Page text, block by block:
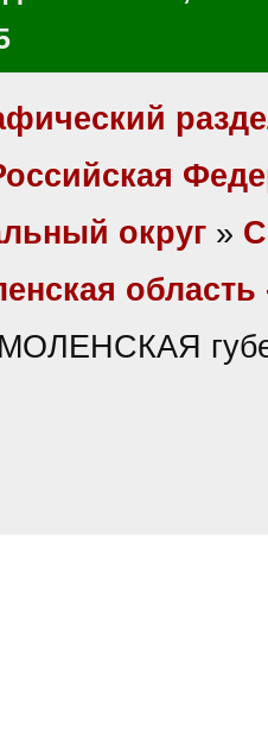
округ »